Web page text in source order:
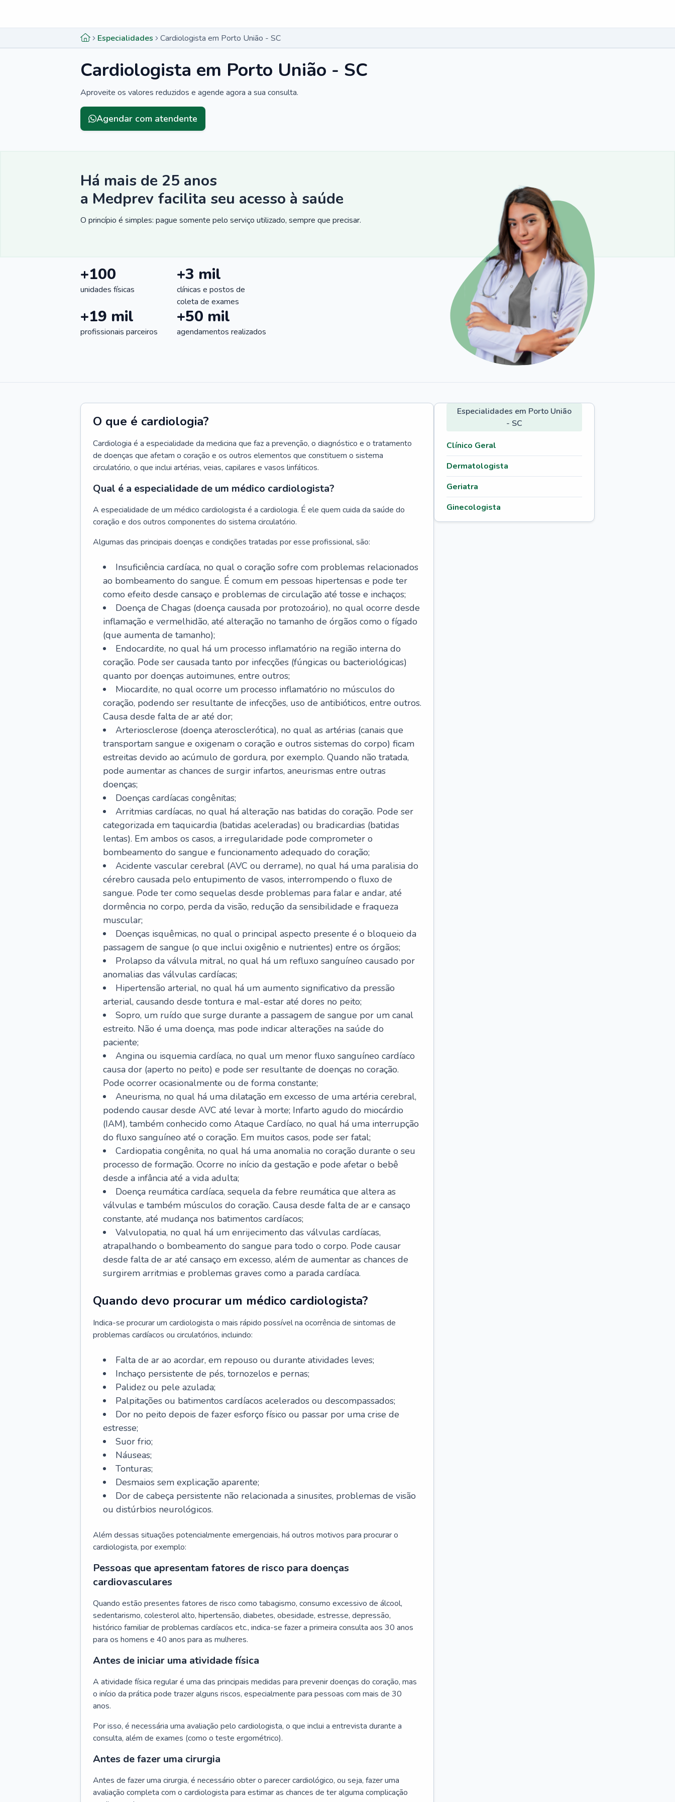
Especialidades Cardiologista em Porto União - SC
Cardiologista em Porto União - SC
Aproveite os valores reduzidos e agende agora a sua consulta.
Agendar com atendente
Há mais de 25 anos
a Medprev facilita seu acesso à saúde
O princípio é simples: pague somente pelo serviço utilizado, sempre que precisar.
+100
unidades físicas
+3 mil
clínicas e postos de
coleta de exames
+19 mil
profissionais parceiros
+50 mil
agendamentos realizados
O que é cardiologia?
Cardiologia é a especialidade da medicina que faz a prevenção, o diagnóstico e o tratamento
de doenças que afetam o coração e os outros elementos que constituem o sistema
circulatório, o que inclui artérias, veias, capilares e vasos linfáticos.
Qual é a especialidade de um médico cardiologista?
A especialidade de um médico cardiologista é a cardiologia. É ele quem cuida da saúde do
coração e dos outros componentes do sistema circulatório.
Algumas das principais doenças e condições tratadas por esse profissional, são:
Insuficiência cardíaca, no qual o coração sofre com problemas relacionados
ao bombeamento do sangue. É comum em pessoas hipertensas e pode ter
como efeito desde cansaço e problemas de circulação até tosse e inchaços;
Doença de Chagas (doença causada por protozoário), no qual ocorre desde
inflamação e vermelhidão, até alteração no tamanho de órgãos como o fígado
(que aumenta de tamanho);
Endocardite, no qual há um processo inflamatório na região interna do
coração. Pode ser causada tanto por infecções (fúngicas ou bacteriológicas)
quanto por doenças autoimunes, entre outros;
Miocardite, no qual ocorre um processo inflamatório no músculos do
coração, podendo ser resultante de infecções, uso de antibióticos, entre outros.
Causa desde falta de ar até dor;
Arteriosclerose (doença aterosclerótica), no qual as artérias (canais que
transportam sangue e oxigenam o coração e outros sistemas do corpo) ficam
estreitas devido ao acúmulo de gordura, por exemplo. Quando não tratada,
pode aumentar as chances de surgir infartos, aneurismas entre outras
doenças;
Doenças cardíacas congênitas;
Arritmias cardíacas, no qual há alteração nas batidas do coração. Pode ser
categorizada em taquicardia (batidas aceleradas) ou bradicardias (batidas
lentas). Em ambos os casos, a irregularidade pode comprometer o
bombeamento do sangue e funcionamento adequado do coração;
Acidente vascular cerebral (AVC ou derrame), no qual há uma paralisia do
cérebro causada pelo entupimento de vasos, interrompendo o fluxo de
sangue. Pode ter como sequelas desde problemas para falar e andar, até
dormência no corpo, perda da visão, redução da sensibilidade e fraqueza
muscular;
Doenças isquêmicas, no qual o principal aspecto presente é o bloqueio da
passagem de sangue (o que inclui oxigênio e nutrientes) entre os órgãos;
Prolapso da válvula mitral, no qual há um refluxo sanguíneo causado por
anomalias das válvulas cardíacas;
Hipertensão arterial, no qual há um aumento significativo da pressão
arterial, causando desde tontura e mal-estar até dores no peito;
Sopro, um ruído que surge durante a passagem de sangue por um canal
estreito. Não é uma doença, mas pode indicar alterações na saúde do
paciente;
Angina ou isquemia cardíaca, no qual um menor fluxo sanguíneo cardíaco
causa dor (aperto no peito) e pode ser resultante de doenças no coração.
Pode ocorrer ocasionalmente ou de forma constante;
Aneurisma, no qual há uma dilatação em excesso de uma artéria cerebral,
podendo causar desde AVC até levar à morte; Infarto agudo do miocárdio
(IAM), também conhecido como Ataque Cardíaco, no qual há uma interrupção
do fluxo sanguíneo até o coração. Em muitos casos, pode ser fatal;
Cardiopatia congênita, no qual há uma anomalia no coração durante o seu
processo de formação. Ocorre no início da gestação e pode afetar o bebê
desde a infância até a vida adulta;
Doença reumática cardíaca, sequela da febre reumática que altera as
válvulas e também músculos do coração. Causa desde falta de ar e cansaço
constante, até mudança nos batimentos cardíacos;
Valvulopatia, no qual há um enrijecimento das válvulas cardíacas,
atrapalhando o bombeamento do sangue para todo o corpo. Pode causar
desde falta de ar até cansaço em excesso, além de aumentar as chances de
surgirem arritmias e problemas graves como a parada cardíaca.
Quando devo procurar um médico cardiologista?
Indica-se procurar um cardiologista o mais rápido possível na ocorrência de sintomas de
problemas cardíacos ou circulatórios, incluindo:
Falta de ar ao acordar, em repouso ou durante atividades leves;
Inchaço persistente de pés, tornozelos e pernas;
Palidez ou pele azulada;
Palpitações ou batimentos cardíacos acelerados ou descompassados;
Dor no peito depois de fazer esforço físico ou passar por uma crise de
estresse;
Suor frio;
Náuseas;
Tonturas;
Desmaios sem explicação aparente;
Dor de cabeça persistente não relacionada a sinusites, problemas de visão
ou distúrbios neurológicos.
Além dessas situações potencialmente emergenciais, há outros motivos para procurar o
cardiologista, por exemplo:
Pessoas que apresentam fatores de risco para doenças
cardiovasculares
Quando estão presentes fatores de risco como tabagismo, consumo excessivo de álcool,
sedentarismo, colesterol alto, hipertensão, diabetes, obesidade, estresse, depressão,
histórico familiar de problemas cardíacos etc., indica-se fazer a primeira consulta aos 30 anos
para os homens e 40 anos para as mulheres.
Antes de iniciar uma atividade física
A atividade física regular é uma das principais medidas para prevenir doenças do coração, mas
o início da prática pode trazer alguns riscos, especialmente para pessoas com mais de 30
anos.
Por isso, é necessária uma avaliação pelo cardiologista, o que inclui a entrevista durante a
consulta, além de exames (como o teste ergométrico).
Antes de fazer uma cirurgia
Antes de fazer uma cirurgia, é necessário obter o parecer cardiológico, ou seja, fazer uma
avaliação completa com o cardiologista para estimar as chances de ter alguma complicação
Especialidades em Porto União
- SC
Clínico Geral
Dermatologista
Geriatra
Ginecologista